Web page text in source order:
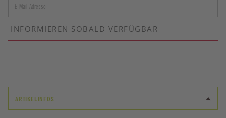
INFORMIEREN SOBALD VERFÜGBAR
ARTIKELINFOS